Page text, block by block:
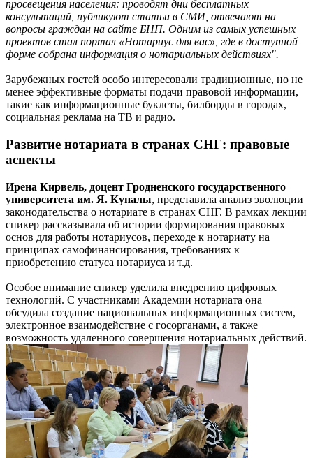
просвещения населения: проводят дни бесплатных
консультаций, публикуют статьи в СМИ, отвечают на
вопросы граждан на сайте БНП. Одним из самых успешных
проектов стал портал «Нотариус для вас», где в доступной
форме собрана информация о нотариальных действиях".
Зарубежных гостей особо интересовали традиционные, но не
менее эффективные форматы подачи правовой информации,
такие как информационные буклеты, билборды в городах,
социальная реклама на ТВ и радио.
Развитие нотариата в странах СНГ: правовые
аспекты
Ирена Кирвель, доцент Гродненского государственного
университета им. Я. Купалы, представила анализ эволюции
законодательства о нотариате в странах СНГ. В рамках лекции
спикер рассказывала об истории формирования правовых
основ для работы нотариусов, переходе к нотариату на
принципах самофинансирования, требованиях к
приобретению статуса нотариуса и т.д.
Особое внимание спикер уделила внедрению цифровых
технологий. С участниками Академии нотариата она
обсудила создание национальных информационных систем,
электронное взаимодействие с госорганами, а также
возможность удаленного совершения нотариальных действий.